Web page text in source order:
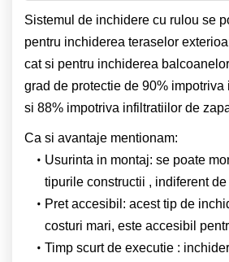
Sistemul de inchidere cu rulou se
pentru inchiderea teraselor
cat si pentru inchiderea
grad de protectie de 90%
si 88% impotriva infiltratiilor de
Ca si avantaje mentionam:
Usurinta in montaj: se poate
tipurile constructii , indiferent
Pret accesibil: acest tip de
costuri mari, este accesibil
Timp scurt de executie :